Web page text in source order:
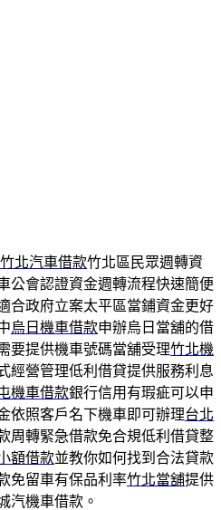
竹北汽車借款竹北區民眾週轉資
公會認證資金週轉流程快速簡便
合政府立案太平區當鋪資金更好
烏日機車借款申辦烏日當舖的借
要提供機車號碼當舖受理竹北機
經營管理低利借貸提供服務利息
機車借款銀行信用有瑕疵可以申
依照客戶名下機車即可辦理台北
周轉緊急借款免合規低利借貸整
額借款並教你如何找到合法貸款
免留車有保品利率竹北當舖提供
汽機車借款。